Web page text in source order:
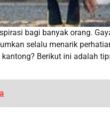
bagi banyak orang.
selalu menarik
Berikut ini adalah